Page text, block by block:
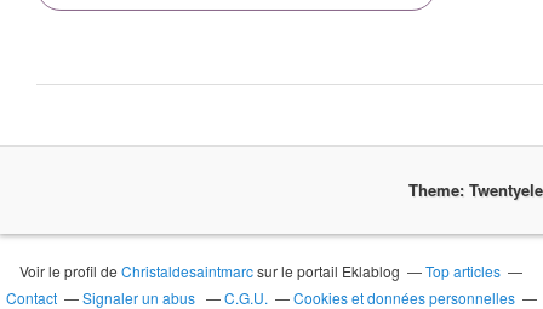
Theme:
Voir le profil deChristaldesaintmarcsur le portail Eklablog
Top articles
Contact
Signaler un abus C.G.U.
Cookies et données personnelles